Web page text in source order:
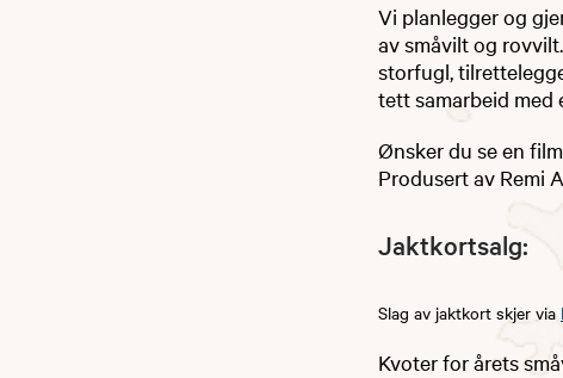
Vi p​lanlegger og
av småvilt og
storfugl,
tett samarbeid med
​Ønsker du se en
Produsert av Remi
Jaktkortsalg:
Slag av jaktkort skjer via
Kvoter for årets